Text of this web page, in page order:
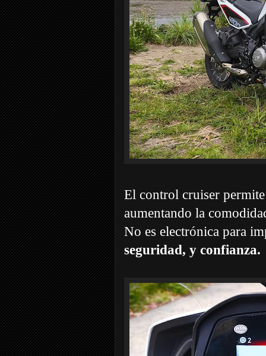
El control cruiser
aumentando la
No es electrónica para
seguridad, y confianza.